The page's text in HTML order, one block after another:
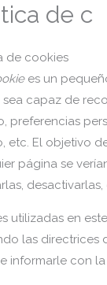
de c
de cookies
es un
sea capaz de
preferencias
etc. El objetivo
página se
utilizadas en
las directrices
informarle con